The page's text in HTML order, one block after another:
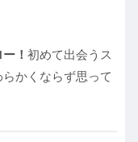
！ 初めて出会うス
かくならず思って